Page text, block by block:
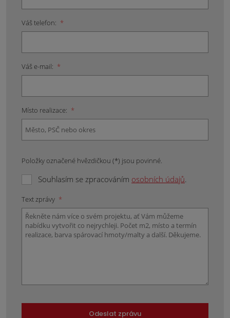
Váš telefon: *
Váš e-mail: *
Místo realizace: *
Položky označené hvězdičkou (*) jsou povinné.
Souhlasím se zpracováním osobních údajů.
Text zprávy *
Odeslat zprávu